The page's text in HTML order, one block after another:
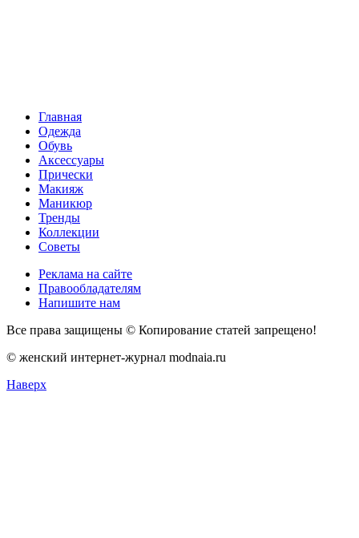
Главная
Одежда
Обувь
Аксессуары
Прически
Макияж
Маникюр
Тренды
Коллекции
Советы
Реклама на сайте
Правообладателям
Напишите нам
Все права защищены © Копирование статей запрещено!
© женский интернет-журнал modnaia.ru
Наверх